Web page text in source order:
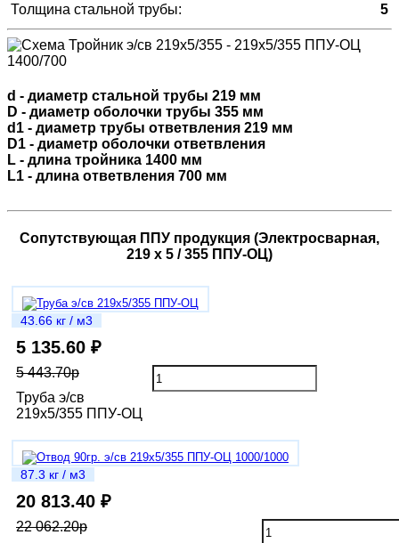
Толщина стальной трубы:
5
d - диаметр стальной трубы 219 мм
D - диаметр оболочки трубы 355 мм
d1 - диаметр трубы ответвления 219 мм
D1 - диаметр оболочки ответвления
L - длина тройника 1400 мм
L1 - длина ответвления 700 мм
Сопутствующая ППУ продукция (Электросварная,
219 х 5 / 355 ППУ-ОЦ)
43.66 кг / м3
5 135.60 ₽
5 443.70р
Труба э/св
219х5/355 ППУ-ОЦ
87.3 кг / м3
20 813.40 ₽
22 062.20р